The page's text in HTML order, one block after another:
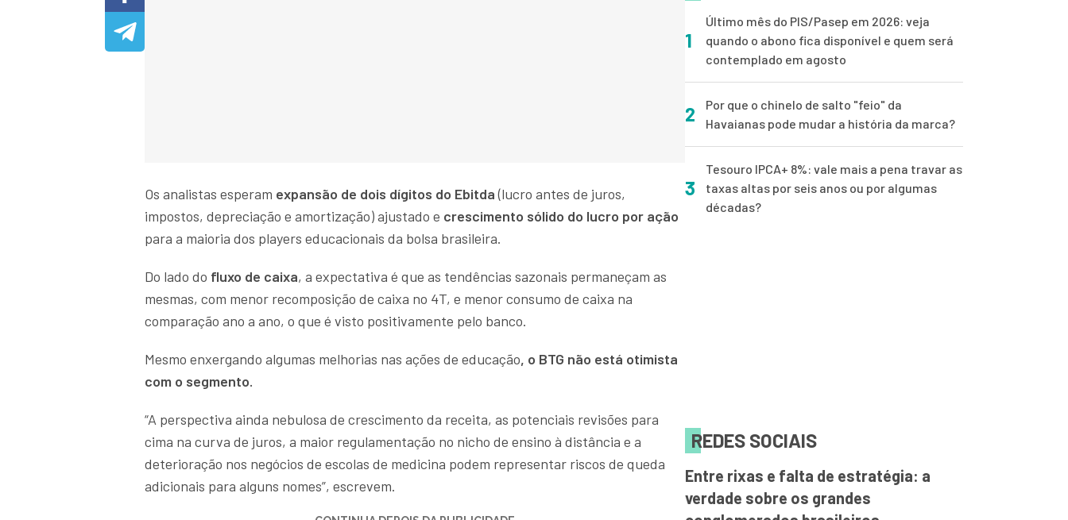
Os analistas esperam expansão de dois dígitos do Ebitda(lucro antes de juros,
impostos, depreciação e amortização) ajustado e crescimento sólido do lucro por ação
para a maioria dos players educacionais da bolsa brasileira.
Do lado do fluxo de caixa, a expectativa é que as tendências sazonais permaneçam as
mesmas, com menor recomposição de caixa no 4T, e menor consumo de caixa na
comparação ano a ano, o que é visto positivamente pelo banco.
Mesmo enxergando algumas melhorias nas ações de educação, o BTG não está otimista
com o segmento.
“A perspectiva ainda nebulosa de crescimento da receita, as potenciais revisões para
cima na curva de juros, a maior regulamentação no nicho de ensino à distância e a
deterioração nos negócios de escolas de medicina podem representar riscos de queda
adicionais para alguns nomes”, escrevem.
1
Último mês do PIS/Pasep em 2026: veja
quando o abono fica disponível e quem será
contemplado em agosto
2
Por que o chinelo de salto "feio" da
Havaianas pode mudar a história da marca?
3
Tesouro IPCA+ 8%: vale mais a pena travar as
taxas altas por seis anos ou por algumas
décadas?
REDES SOCIAIS
Entre rixas e falta de estratégia: a
verdade sobre os grandes